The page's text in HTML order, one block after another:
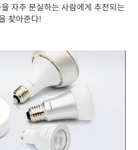
는
을 찾아준다!